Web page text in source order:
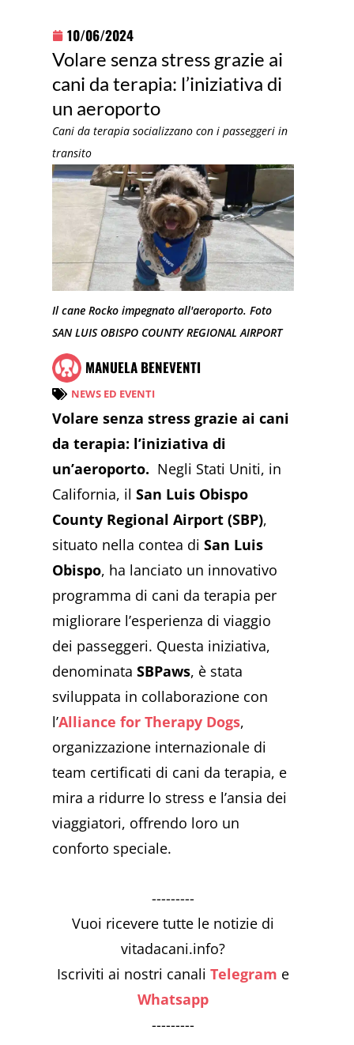
10/06/2024
Volare senza stress grazie ai
cani da terapia: l’iniziativa di
un aeroporto
Cani da terapia socializzano con i passeggeri in
transito
Il cane Rocko impegnato all'aeroporto. Foto
SAN LUIS OBISPO COUNTY REGIONAL AIRPORT
MANUELA BENEVENTI
NEWS ED EVENTI
Volare senza stress grazie ai cani
da terapia: l’iniziativa di
un’aeroporto. Negli Stati Uniti, in
California, ilSan Luis Obispo
County Regional Airport (SBP),
situato nella contea diSan Luis
Obispo, ha lanciato un innovativo
programma di cani da terapia per
migliorare l’esperienza di viaggio
dei passeggeri. Questa iniziativa,
denominata SBPaws, è stata
sviluppata in collaborazione con
l’Alliance for Therapy Dogs,
organizzazione internazionale di
team certificati di cani da terapia, e
mira a ridurre lo stress e l’ansia dei
viaggiatori, offrendo loro un
conforto speciale.
---------
Vuoi ricevere tutte le notizie di
vitadacani.info?
Iscriviti ai nostri canaliTelegram e
Whatsapp
---------